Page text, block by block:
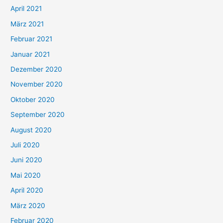
:
April 2021
März 2021
Februar 2021
Januar 2021
Dezember 2020
November 2020
Oktober 2020
September 2020
August 2020
Juli 2020
Juni 2020
Mai 2020
April 2020
März 2020
Februar 2020